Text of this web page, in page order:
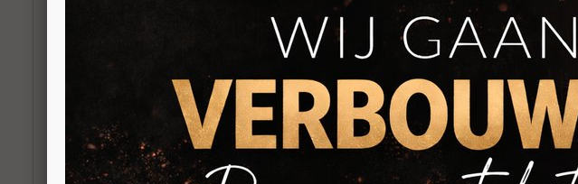
Vrijstaande ronde pelletkachel 7kW
Boven en Achteraansluiting
MCZ Loop
Vrijstaande ronde pelletkachel 8kW
Achteraansluiting